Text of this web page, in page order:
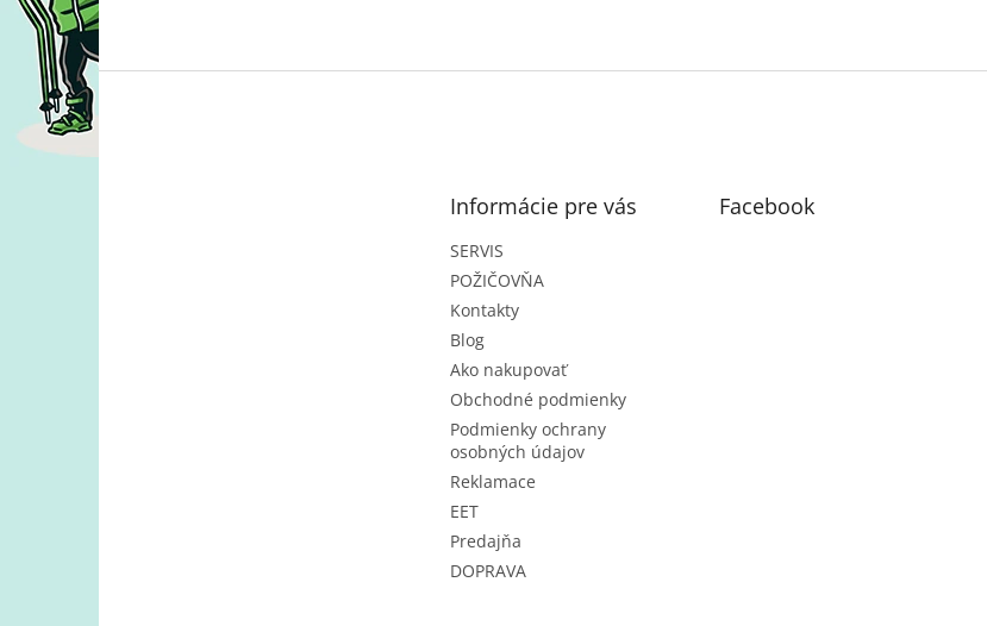
Informácie pre vás
SERVIS
POŽIČOVŇA
Kontakty
Blog
Ako nakupovať
Obchodné podmienky
Podmienky ochrany
osobných údajov
Reklamace
EET
Predajňa
DOPRAVA
Facebook